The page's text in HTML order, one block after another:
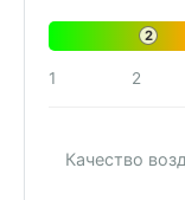
2
1 2
Качество